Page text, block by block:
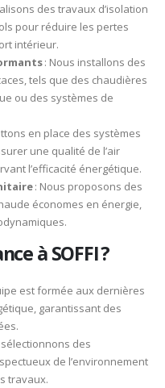
des travaux d’isolation
pour réduire les pertes
intérieur.​
: Nous installons des
tels que des chaudières
ou des systèmes de
en place des systèmes
une qualité de l’air
l’efficacité énergétique.​
: Nous proposons des
économes en énergie,
à SOFFI ?
est formée aux dernières
garantissant des
sélectionnons des
de l’environnement
travaux.​